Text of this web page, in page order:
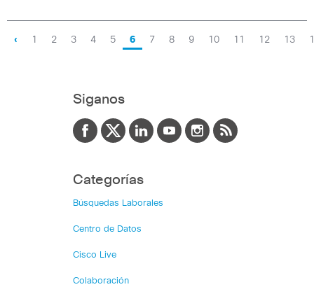
‹ 1 2 3 4 5 6 7 8 9 10 11 12 13
Siganos
Categorías
Búsquedas Laborales
Centro de Datos
Cisco Live
Colaboración